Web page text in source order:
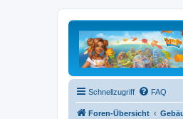
Schnellzugriff FAQ
Foren-Übersicht